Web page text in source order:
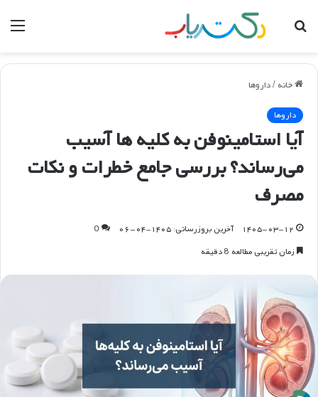
جستجو
خانه /داروها
داروها
آیا استامینوفن به کلیه ها آسیب
می‌رساند؟ بررسی جامع خطرات و نکات
مصرف
۱۴۰۵-۰۳-۱۲ آخرین بروزرسانی: ۱۴۰۵-۰۴-۰۶
0
زمان تقریبی مطالعه 8 دقیقه